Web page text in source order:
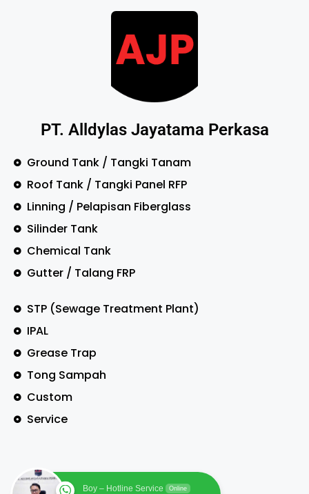
PT. Alldylas Jayatama Perkasa
Ground Tank / Tangki Tanam
Roof Tank / Tangki Panel RFP
Linning / Pelapisan Fiberglass
Silinder Tank
Chemical Tank
Gutter / Talang FRP
STP (Sewage Treatment Plant)
IPAL
Grease Trap
Tong Sampah
Custom
Service
Boy – Hotline Service Online